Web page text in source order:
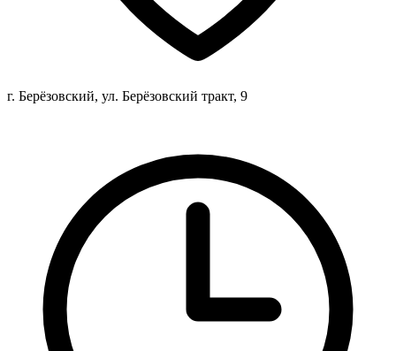
г. Берёзовский, ул. Берёзовский тракт, 9